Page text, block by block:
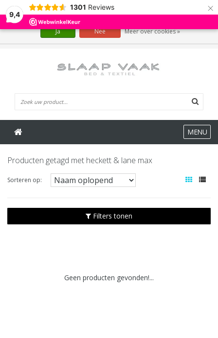
9,4
1301 Reviews ×
MENU
Producten getagd met heckett & lane max
Sorteren op:
Filters tonen
Geen producten gevonden!...
Wij slaan cookies op om onze website te verbeteren. Is dat akkoord?
Ja Nee Meer over cookies »